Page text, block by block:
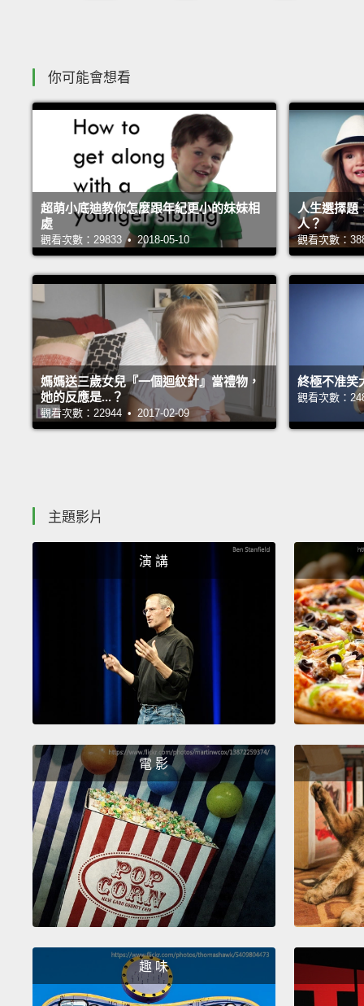
你可能會想看
超萌小底迪教你怎麼跟年紀更小的妹妹相
處
觀看次數：29833 • 2018-05-10
人生選擇題
人？
觀看次數：
媽媽送三歲女兒『一個迴紋針』當禮物，
她的反應是...？
觀看次數：22944 • 2017-02-09
終極不准笑
觀看次數：
主題影片
演 講
電 影
趣 味